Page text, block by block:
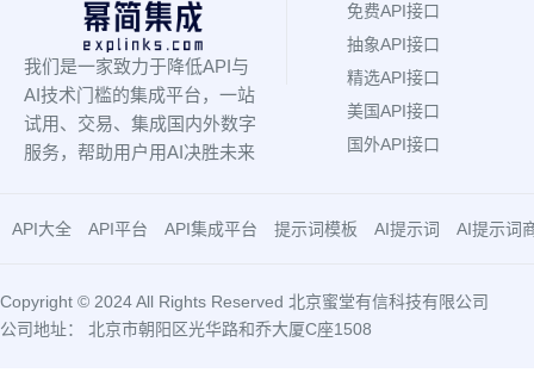
我们是一家致力于降低API与
AI技术门槛的集成平台，一站
试用、交易、集成国内外数字
服务，帮助用户用AI决胜未来
免费API接口
抽象API接口
精选API接口
美国API接口
国外API接口
API大全 API平台 API集成平台 提示词模板 AI提示词 AI提示词
Copyright © 2024 All Rights Reserved 北京蜜堂有信科技有限公司
公司地址： 北京市朝阳区光华路和乔大厦C座1508